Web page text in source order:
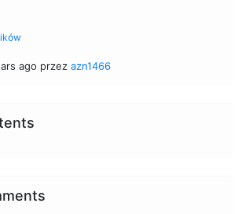
ago przez azn1466